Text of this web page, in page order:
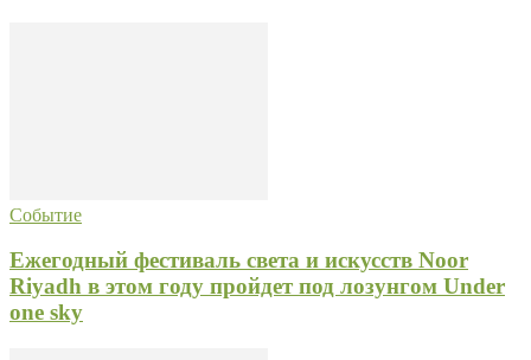
Событие
Ежегодный фестиваль света и искусств Noor
Riyadh в этом году пройдет под лозунгом Under
one sky